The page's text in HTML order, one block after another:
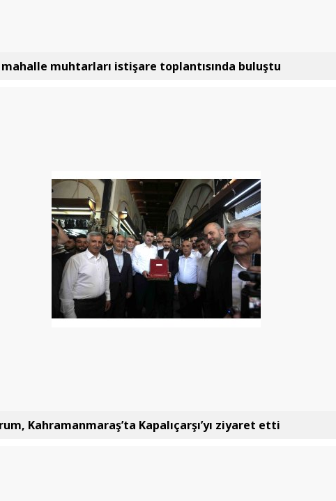
mahalle muhtarları istişare toplantısında buluştu
Kahramanmaraş’ta Kapalıçarşı’yı ziyaret etti